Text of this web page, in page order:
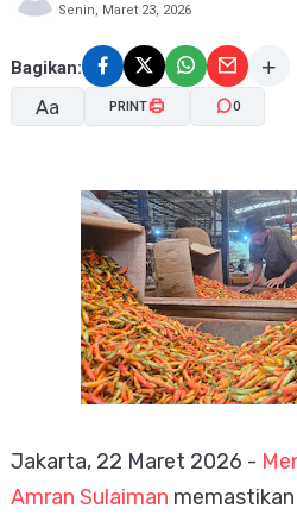
Senin, Maret 23, 2026
Bagikan:
Aa
A- A+
PRINT 0
Jakarta, 22 Maret 2026 -
Amran Sulaiman memastikan